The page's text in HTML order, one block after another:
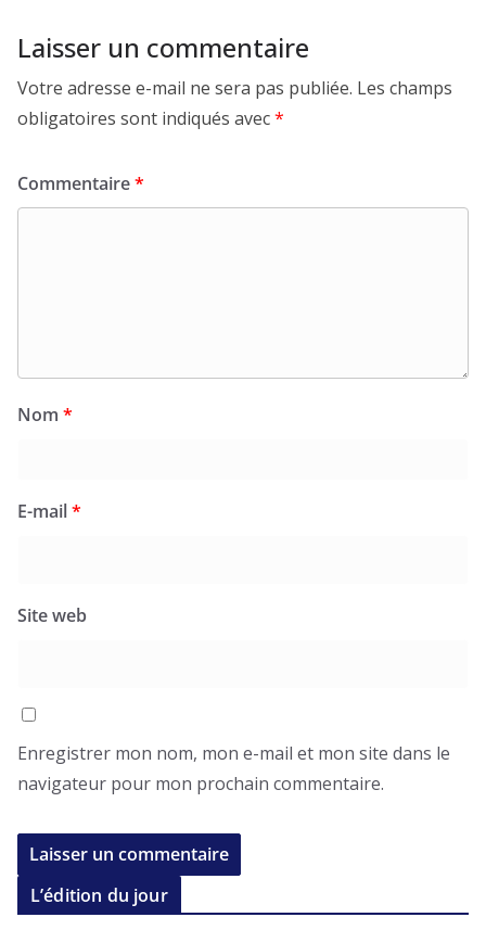
Laisser un commentaire
Votre adresse e-mail ne sera pas publiée. Les champs
obligatoires sont indiqués avec*
Commentaire*
Nom *
E-mail*
Site web
Enregistrer mon nom, mon e-mail et mon site dans le
navigateur pour mon prochain commentaire.
L’édition du jour